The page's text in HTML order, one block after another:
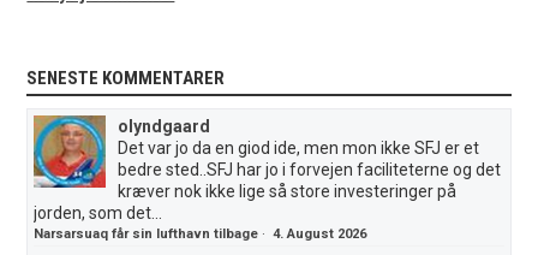
SENESTE KOMMENTARER
olyndgaard
Det var jo da en giod ide, men mon ikke SFJ er et
bedre sted..SFJ har jo i forvejen faciliteterne og det
kræver nok ikke lige så store investeringer på
jorden, som det...
Narsarsuaq får sin lufthavn tilbage ·4. August 2026